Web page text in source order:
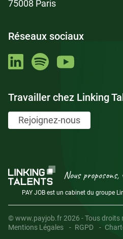
75008 Paris
Réseaux sociaux
Travailler chez Linking
Rejoignez-nous
Nous proposons,
PAY JOB est un cabinet du groupe
© www.payjob.fr 2026 - Tous droits
Mentions Légales
RGPD